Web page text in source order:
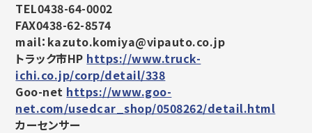
TEL0438-64-0002
FAX0438-62-8574
mail：kazuto.komiya@vipauto.co.jp
トラック市HP https://www.truck-
ichi.co.jp/corp/detail/338
Goo-net https://www.goo-
net.com/usedcar_shop/0508262/detail.html
カーセンサー